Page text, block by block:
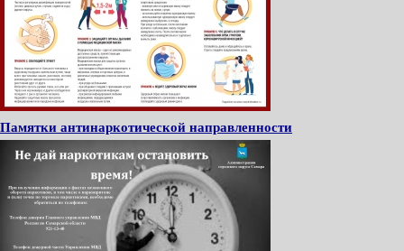
Памятки антинаркотической направленности